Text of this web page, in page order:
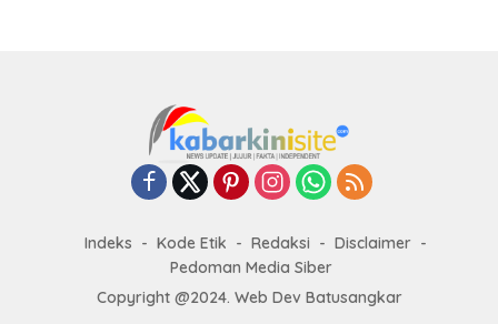
Indeks Kode Etik Redaksi
Disclaimer
Pedoman Media Siber
Copyright @2024. Web Dev Batusangkar